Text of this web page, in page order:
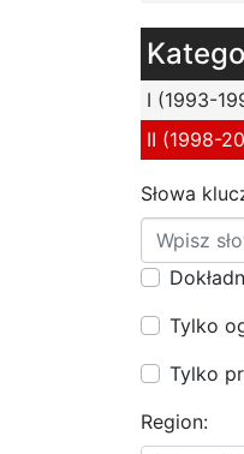
I (1993-
II (1998-
Słowa
Tylko
Tylko
Region: